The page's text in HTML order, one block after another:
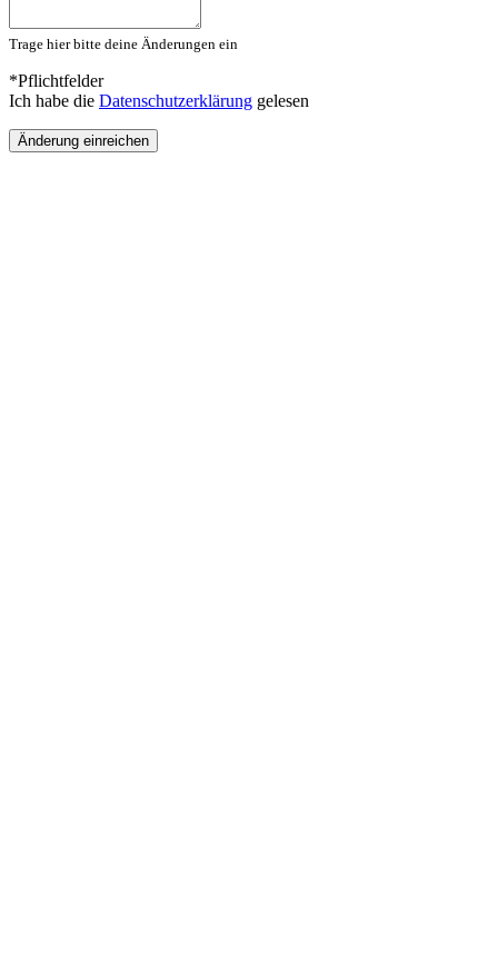
Trage hier bitte deine Änderungen ein
*Pflichtfelder
Ich habe die Datenschutzerklärung gelesen
Änderung einreichen